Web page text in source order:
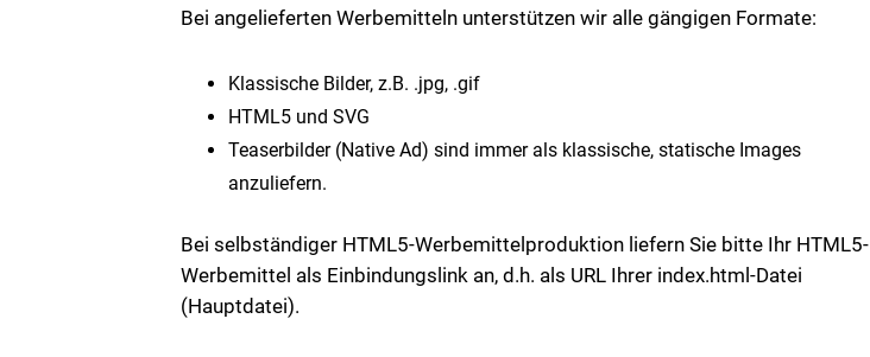
Bei angelieferten Werbemitteln unterstützen wir alle gängigen Formate:
Klassische Bilder, z.B. .jpg, .gif
HTML5 und SVG
Teaserbilder (Native Ad) sind immer als klassische, statische Images
anzuliefern.
Bei selbständiger HTML5-Werbemittelproduktion liefern Sie bitte Ihr HTML5-
Werbemittel als Einbindungslink an, d.h. als URL Ihrer index.html-Datei
(Hauptdatei).